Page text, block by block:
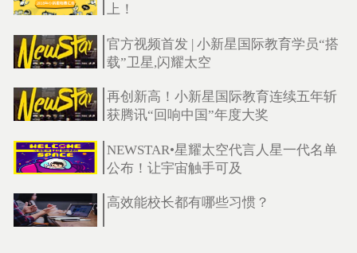
上！
官方视频首发 | 小新星国际教育学员“搭
载”卫星,闪耀太空
再创新高！小新星国际教育连续五年斩
获腾讯“回响中国”年度大奖
NEWSTAR•星耀太空代言人星一代名单
公布！让宇宙触手可及
高效能校长都有哪些习惯？